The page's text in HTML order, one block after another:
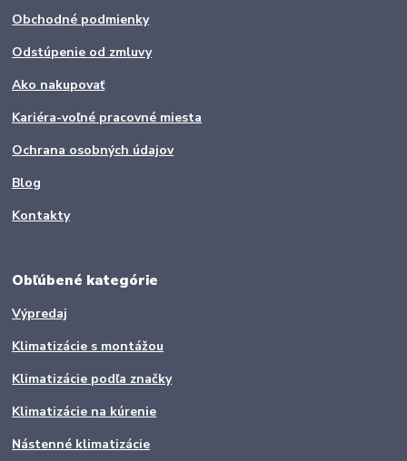
Obchodné podmienky
Odstúpenie od zmluvy
Ako nakupovať
Kariéra-voľné pracovné miesta
Ochrana osobných údajov
Blog
Kontakty
Obľúbené kategórie
Výpredaj
Klimatizácie s montážou
Klimatizácie podľa značky
Klimatizácie na kúrenie
Nástenné klimatizácie